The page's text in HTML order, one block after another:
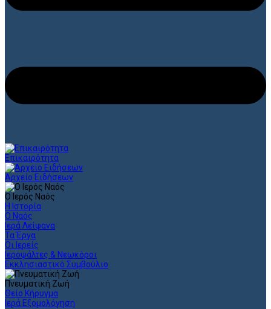
Επικαιρότητα
Αρχείο Ειδήσεων
Ο Ιερός Ναός
Η Ιστορία
Ο Ναός
Ιερά Λείψανα
Τα Έργα
Οι Ιερείς
Ιεροψάλτες & Νεωκόροι
Εκκλησιαστικό Συμβούλιο
Πνευματική Ζωή
Θείο Κήρυγμα
Ιερά Εξομολόγηση